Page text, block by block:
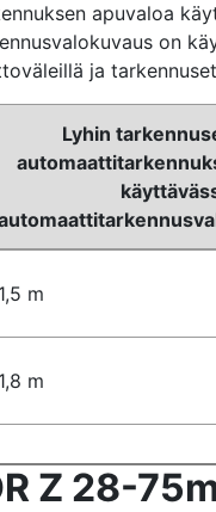
apuvaloa
on
ja
Lyhin
1,5 m
1,8 m
Z 28-